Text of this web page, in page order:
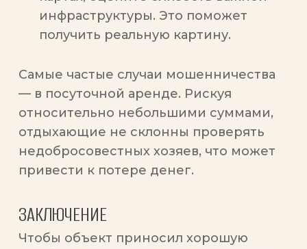
инфраструктуры. Это поможет
получить реальную картину.
Самые частые случаи мошенничества
— в посуточной аренде. Рискуя
относительно небольшими суммами,
отдыхающие не склонны проверять
недобросовестных хозяев, что может
привести к потере денег.
ЗАКЛЮЧЕНИЕ
Чтобы объект приносил хорошую